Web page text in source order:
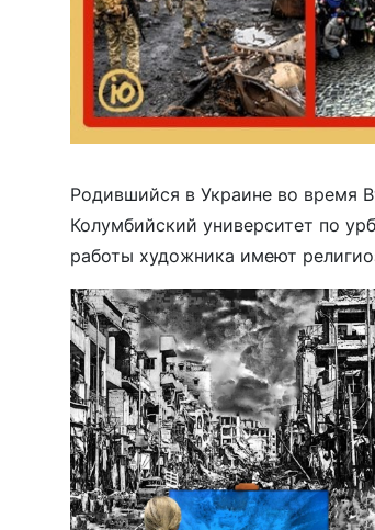
Родившийся в Украине во время
Колумбийский университет по
работы художника имеют